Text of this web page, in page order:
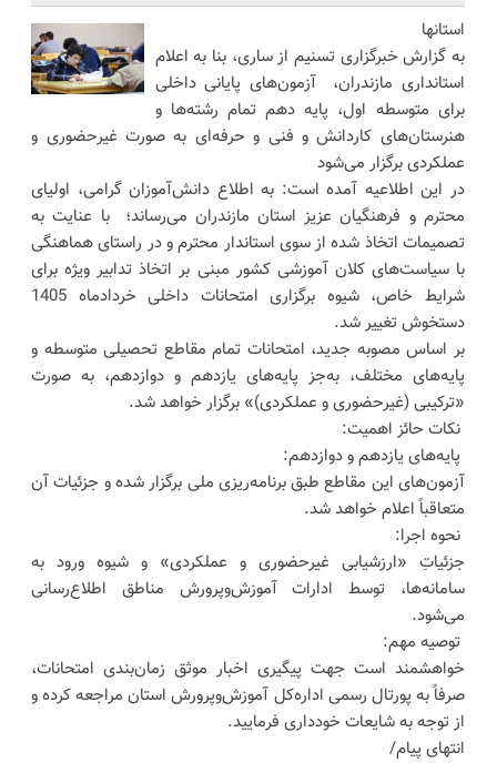
استانها
به گزارش خبرگزاری تسنیم از ساری، بنا به اعلام
استانداری مازندران، آزمون‌های پایانی داخلی
برای متوسطه اول، پایه دهم تمام رشته‌ها و
هنرستان‌های کاردانش و فنی و حرفه‌ای به صورت غیرحضوری و
عملکردی برگزار می‌شود
در این اطلاعیه آمده است: به اطلاع دانش‌آموزان گرامی، اولیای
محترم و فرهنگیان عزیز استان مازندران می‌رساند؛ با عنایت به
تصمیمات اتخاذ شده از سوی استاندار محترم و در راستای هماهنگی
با سیاست‌های کلان آموزشی کشور مبنی بر اتخاذ تدابیر ویژه برای
شرایط خاص، شیوه برگزاری امتحانات داخلی خردادماه 1405
دستخوش تغییر شد.
بر اساس مصوبه جدید، امتحانات تمام مقاطع تحصیلی متوسطه و
پایه‌های مختلف، به‌جز پایه‌های یازدهم و دوازدهم، به صورت
«ترکیبی (غیرحضوری و عملکردی)» برگزار خواهد شد.
نکات حائز اهمیت:
پایه‌های یازدهم و دوازدهم:
آزمون‌های این مقاطع طبق برنامه‌ریزی ملی برگزار شده و جزئیات آن
متعاقباً اعلام خواهد شد.
نحوه اجرا:
جزئیاتِ «ارزشیابی غیرحضوری و عملکردی» و شیوه ورود به
سامانه‌ها، توسط ادارات آموزش‌وپرورش مناطق اطلاع‌رسانی
می‌شود.
توصیه مهم:
خواهشمند است جهت پیگیری اخبار موثق زمان‌بندی‌ امتحانات،
صرفاً به پورتال رسمی اداره‌کل آموزش‌وپرورش استان مراجعه کرده و
از توجه به شایعات خودداری فرمایید.
انتهای پیام/